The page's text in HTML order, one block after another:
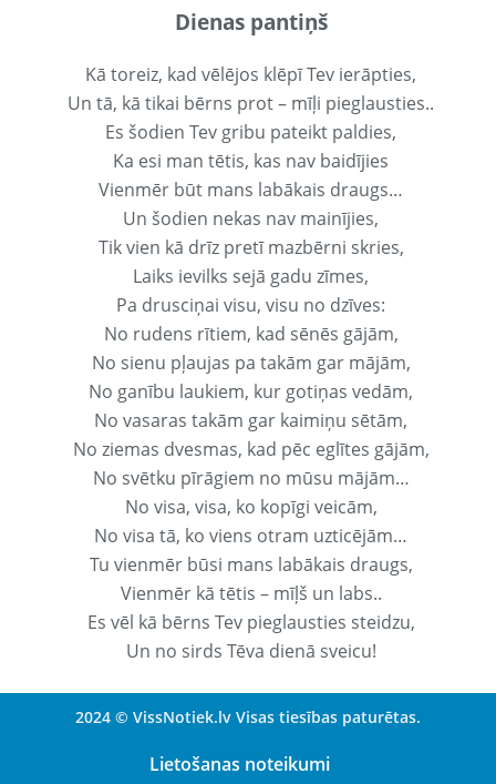
Dienas pantiņš
Kā toreiz, kad vēlējos klēpī Tev ierāpties,
Un tā, kā tikai bērns prot – mīļi pieglausties..
Es šodien Tev gribu pateikt paldies,
Ka esi man tētis, kas nav baidījies
Vienmēr būt mans labākais draugs…
Un šodien nekas nav mainījies,
Tik vien kā drīz pretī mazbērni skries,
Laiks ievilks sejā gadu zīmes,
Pa drusciņai visu, visu no dzīves:
No rudens rītiem, kad sēnēs gājām,
No sienu pļaujas pa takām gar mājām,
No ganību laukiem, kur gotiņas vedām,
No vasaras takām gar kaimiņu sētām,
No ziemas dvesmas, kad pēc eglītes gājām,
No svētku pīrāgiem no mūsu mājām…
No visa, visa, ko kopīgi veicām,
No visa tā, ko viens otram uzticējām…
Tu vienmēr būsi mans labākais draugs,
Vienmēr kā tētis – mīļš un labs..
Es vēl kā bērns Tev pieglausties steidzu,
Un no sirds Tēva dienā sveicu!
2024 © VissNotiek.lv Visas tiesības paturētas.
Lietošanas noteikumi